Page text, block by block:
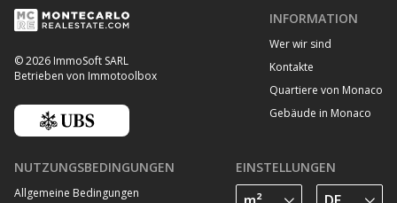
© 2026 ImmoSoft SARL
Betrieben von Immotoolbox
INFORMATION
Wer wir sind
Kontakte
Quartiere von Monaco
Gebäude in Monaco
NUTZUNGSBEDINGUNGEN
Allgemeine Bedingungen
EINSTELLUNGEN